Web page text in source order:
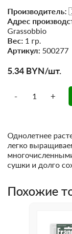
Производитель:
Адрес
Grassobbio
Вес: 1 гр.
Артикул: 500277
5.34 BYN/шт.
- +
Однолетнее
легко
сушки и долго
Похожие